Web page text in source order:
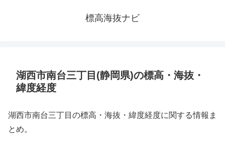
標高海抜ナビ
湖西市南台三丁目(静岡県)の標高・海抜・
緯度経度
湖西市南台三丁目の標高・海抜・緯度経度に関する情報ま
とめ。